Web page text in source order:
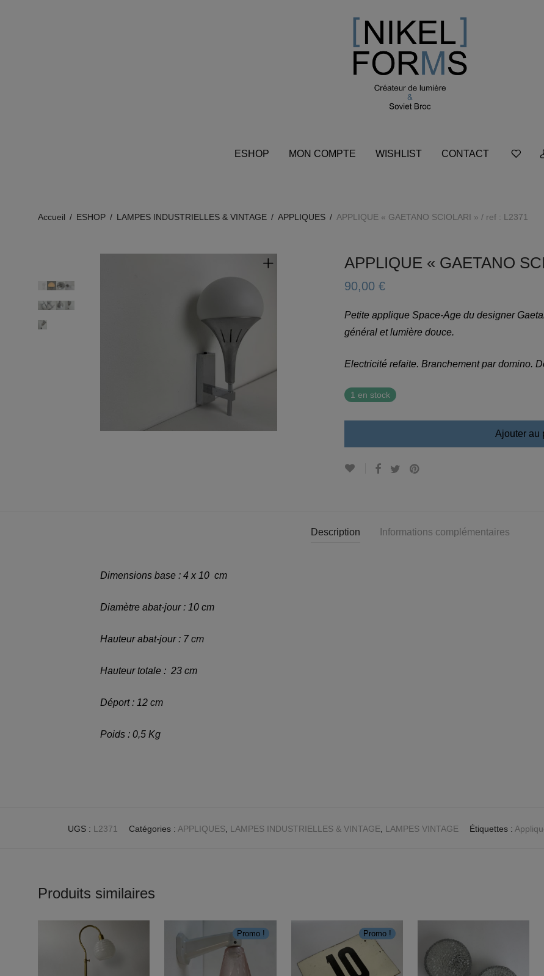
ESHOP MON COMPTE WISHLIST CONTACT
Accueil / ESHOP / LAMPES INDUSTRIELLES & VINTAGE / APPLIQUES / APPLIQUE « GAETANO SCIOLARI » / ref : L2371
APPLIQUE « GAETANO
90,00 €
Petite applique Space-Age du designer
général et lumière douce.
Electricité refaite. Branchement par domino.
1 en stock
Ajouter au
Description Informations complémentaires
Dimensions base : 4 x 10 cm
Diamètre abat-jour : 10 cm
Hauteur abat-jour : 7 cm
Hauteur totale : 23 cm
Déport : 12 cm
Poids : 0,5 Kg
UGS : L2371 Catégories : APPLIQUES, LAMPES INDUSTRIELLES & VINTAGE LAMPES VINTAGE Étiquettes :
Produits similaires
Promo ! Promo !